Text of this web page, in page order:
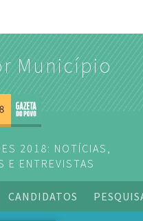
Município
2018: NOTÍCIAS,
E ENTREVISTAS
CANDIDATOS